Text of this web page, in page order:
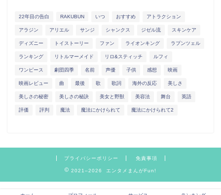
22年目の告白 RAKUBUN いつ おすすめ アトラクション
アラジン アリエル サンジ シャンクス ジゼル流 スキンケア
ディズニー トイストーリー ファン ライオンキング ラプンツェル
ランキング リトルマーメイド リロ&スティッチ ルフィ
ワンピース 劇団四季 名前 声優 子供 感想 映画
映画レビュー 曲 最後 歌 歌詞 海外の反応 美しさ
美しさの秘密 美しさの秘訣 美女と野獣 美容法 舞台 英語
評価 評判 魔法 魔法にかけられて 魔法にかけられて2
プライバシーポリシー 免責事項
2021–2026 エンタメまんがFun!